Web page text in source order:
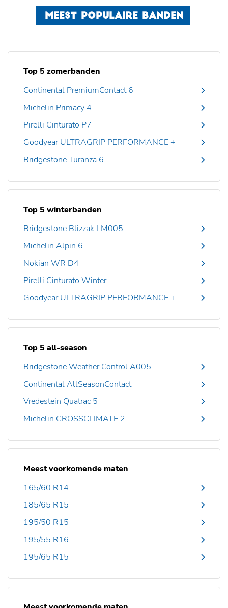
MEEST POPULAIRE BANDEN
Top 5 zomerbanden
Continental PremiumContact 6
Michelin Primacy 4
Pirelli Cinturato P7
Goodyear ULTRAGRIP PERFORMANCE +
Bridgestone Turanza 6
Top 5 winterbanden
Bridgestone Blizzak LM005
Michelin Alpin 6
Nokian WR D4
Pirelli Cinturato Winter
Goodyear ULTRAGRIP PERFORMANCE +
Top 5 all-season
Bridgestone Weather Control A005
Continental AllSeasonContact
Vredestein Quatrac 5
Michelin CROSSCLIMATE 2
Meest voorkomende maten
165/60 R14
185/65 R15
195/50 R15
195/55 R16
195/65 R15